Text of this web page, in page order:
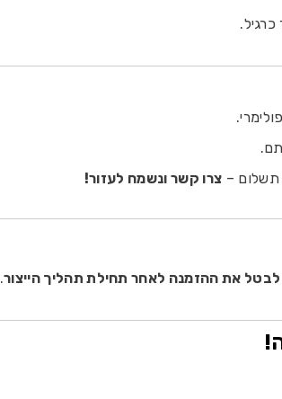
תשלום – צרו קשר ונשמח לעזור!
לבטל את ההזמנה לאחר תחילת תהליך הייצור.